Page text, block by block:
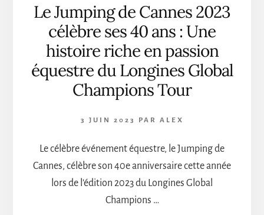
Le Jumping de Cannes 2023
célèbre ses 40 ans : Une
histoire riche en passion
équestre du Longines Global
Champions Tour
3 JUIN 2023 PAR ALEX
Le célèbre événement équestre, le Jumping de
Cannes, célèbre son 40e anniversaire cette année
lors de l'édition 2023 du Longines Global
Champions …